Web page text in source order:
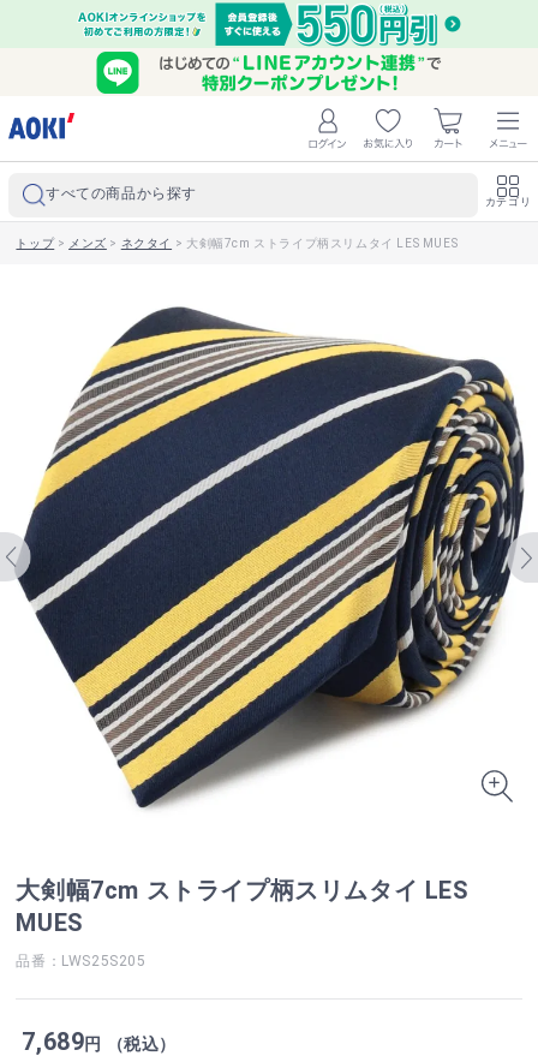
すべての商品から探す カテゴリ
トップ> メンズ > ネクタイ > 大剣幅7cm ストライプ柄スリムタイ LES MUES
大剣幅7cm ストライプ柄スリムタイ LES
MUES
品番：LWS25S205
7,689円 （税込）